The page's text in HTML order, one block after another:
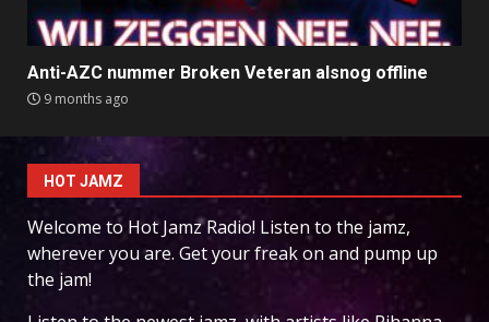
Anti-AZC nummer Broken Veteran alsnog offline
9 months ago
HOT JAMZ
Welcome to Hot Jamz Radio! Listen to the jamz,
wherever you are. Get your freak on and pump up
the jam!